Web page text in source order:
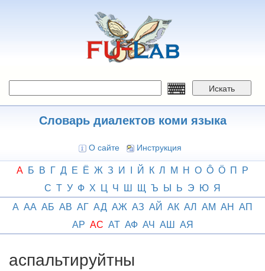
Искать
Словарь диалектов коми языка
О сайте Инструкция
А Б В Г Д Е Ё Ж З И І Й К Л М Н О Ô Ӧ П Р
С Т У Ф Х Ц Ч Ш Щ Ъ Ы Ь Э Ю Я
А АА АБ АВ АГ АД АЖ АЗ АЙ АК АЛ АМ АН АП
АР АС АТ АФ АЧ АШ АЯ
аспальтируйтны